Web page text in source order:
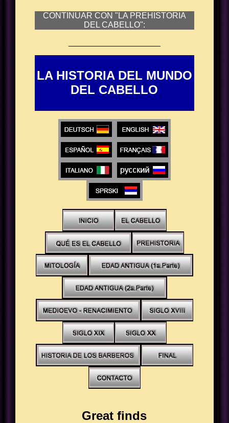
CONTINUAR CON "LA PREHISTORIA
DEL CABELLO":
LA HISTORIA DEL MUNDO
DEL CABELLO
Great finds